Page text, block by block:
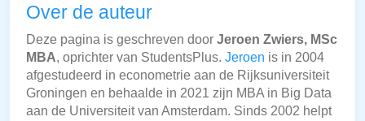
Over de auteur
Deze pagina is geschreven door Jeroen Zwiers, MSc
MBA, oprichter van StudentsPlus. Jeroen is in 2004
afgestudeerd in econometrie aan de Rijksuniversiteit
Groningen en behaalde in 2021 zijn MBA in Big Data
aan de Universiteit van Amsterdam. Sinds 2002 helpt